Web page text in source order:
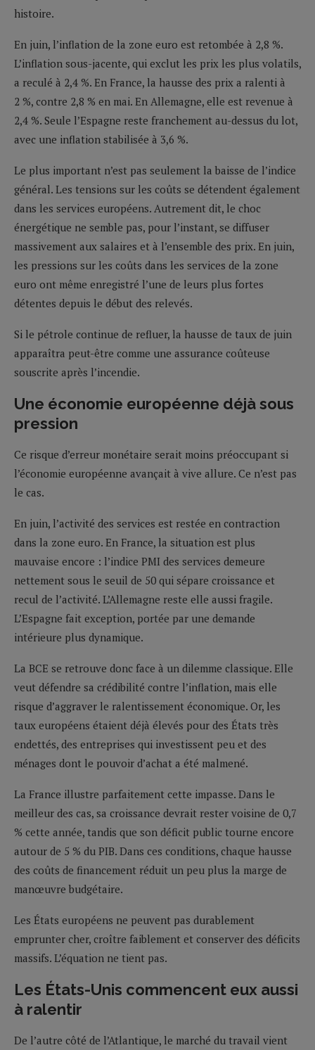
histoire.
En juin, l’inflation de la zone euro est retombée à 2,8 %.
L’inflation sous-jacente, qui exclut les prix les plus volatils,
a reculé à 2,4 %. En France, la hausse des prix a ralenti à
2 %, contre 2,8 % en mai. En Allemagne, elle est revenue à
2,4 %. Seule l’Espagne reste franchement au-dessus du lot,
avec une inflation stabilisée à 3,6 %.
Le plus important n’est pas seulement la baisse de l’indice
général. Les tensions sur les coûts se détendent également
dans les services européens. Autrement dit, le choc
énergétique ne semble pas, pour l’instant, se diffuser
massivement aux salaires et à l’ensemble des prix. En juin,
les pressions sur les coûts dans les services de la zone
euro ont même enregistré l’une de leurs plus fortes
détentes depuis le début des relevés.
Si le pétrole continue de refluer, la hausse de taux de juin
apparaîtra peut-être comme une assurance coûteuse
souscrite après l’incendie.
Une économie européenne déjà sous
pression
Ce risque d’erreur monétaire serait moins préoccupant si
l’économie européenne avançait à vive allure. Ce n’est pas
le cas.
En juin, l’activité des services est restée en contraction
dans la zone euro. En France, la situation est plus
mauvaise encore : l’indice PMI des services demeure
nettement sous le seuil de 50 qui sépare croissance et
recul de l’activité. L’Allemagne reste elle aussi fragile.
L’Espagne fait exception, portée par une demande
intérieure plus dynamique.
La BCE se retrouve donc face à un dilemme classique. Elle
veut défendre sa crédibilité contre l’inflation, mais elle
risque d’aggraver le ralentissement économique. Or, les
taux européens étaient déjà élevés pour des États très
endettés, des entreprises qui investissent peu et des
ménages dont le pouvoir d’achat a été malmené.
La France illustre parfaitement cette impasse. Dans le
meilleur des cas, sa croissance devrait rester voisine de 0,7
% cette année, tandis que son déficit public tourne encore
autour de 5 % du PIB. Dans ces conditions, chaque hausse
des coûts de financement réduit un peu plus la marge de
manœuvre budgétaire.
Les États européens ne peuvent pas durablement
emprunter cher, croître faiblement et conserver des déficits
massifs. L’équation ne tient pas.
Les États-Unis commencent eux aussi
à ralentir
De l’autre côté de l’Atlantique, le marché du travail vient